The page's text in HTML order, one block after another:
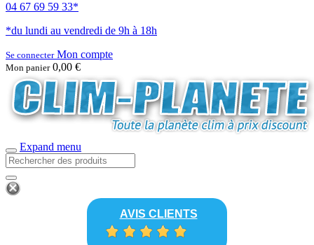
04 67 69 59 33*
*du lundi au vendredi de 9h à 18h
Se connecterMon compte
Mon panier 0,00 €
Expand menu
AVIS CLIENTS